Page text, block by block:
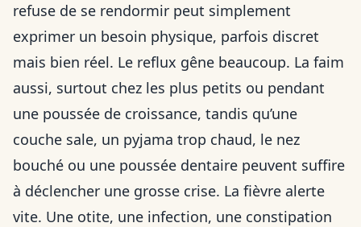
refuse de se rendormir peut simplement
exprimer un besoin physique, parfois discret
mais bien réel. Le reflux gêne beaucoup. La faim
aussi, surtout chez les plus petits ou pendant
une poussée de croissance, tandis qu’une
couche sale, un pyjama trop chaud, le nez
bouché ou une poussée dentaire peuvent suffire
à déclencher une grosse crise. La fièvre alerte
vite. Une otite, une infection, une constipation